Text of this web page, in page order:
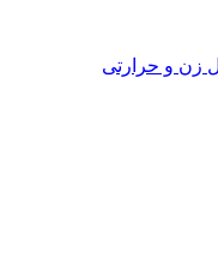
زن و حرارتی